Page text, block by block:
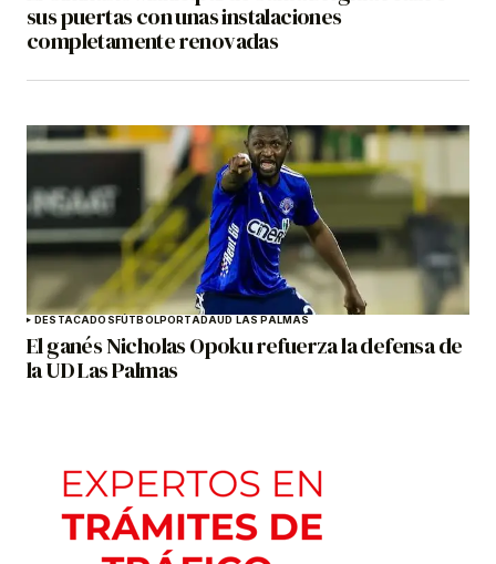
sus puertas con unas instalaciones
completamente renovadas
DESTACADOSFÚTBOLPORTADAUD LAS PALMAS
El ganés Nicholas Opoku refuerza la defensa de
la UD Las Palmas